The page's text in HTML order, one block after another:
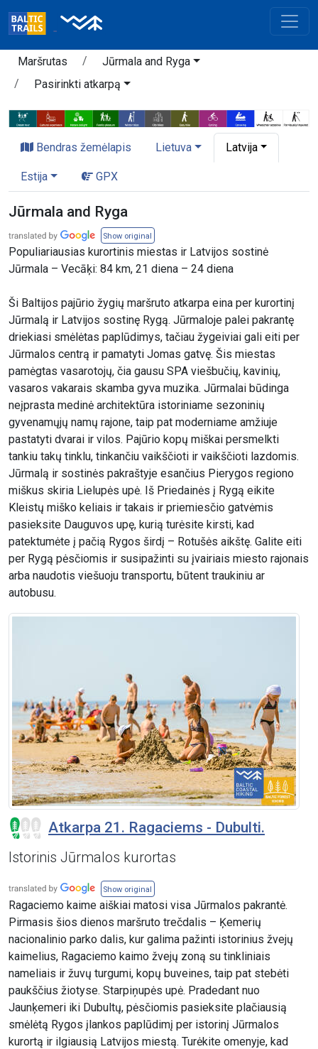
Maršrutas
Jūrmala and Ryga
Pasirinkti atkarpą
Bendras žemėlapis Lietuva Latvija
Estija GPX
Jūrmala and Ryga
Show original
Populiariausias kurortinis miestas ir Latvijos sostinė
Jūrmala – Vecāķi: 84 km, 21 diena – 24 diena
Ši Baltijos pajūrio žygių maršruto atkarpa eina per kurortinį
Jūrmalą ir Latvijos sostinę Rygą. Jūrmaloje palei pakrantę
driekiasi smėlėtas paplūdimys, tačiau žygeiviai gali eiti per
Jūrmalos centrą ir pamatyti Jomas gatvę. Šis miestas
pamėgtas vasarotojų, čia gausu SPA viešbučių, kavinių,
vasaros vakarais skamba gyva muzika. Jūrmalai būdinga
neįprasta medinė architektūra istoriniame sezoninių
gyvenamųjų namų rajone, taip pat moderniame amžiuje
pastatyti dvarai ir vilos. Pajūrio kopų miškai persmelkti
tankiu takų tinklu, tinkančiu vaikščioti ir vaikščioti lazdomis.
Jūrmalą ir sostinės pakraštyje esančius Pierygos regiono
miškus skiria Lielupės upė. Iš Priedainės į Rygą eikite
Kleistų miško keliais ir takais ir priemiesčio gatvėmis
pasieksite Dauguvos upę, kurią turėsite kirsti, kad
patektumėte į pačią Rygos širdį – Rotušės aikštę. Galite eiti
per Rygą pėsčiomis ir susipažinti su įvairiais miesto rajonais
arba naudotis viešuoju transportu, būtent traukiniu ar
autobusu.
Atkarpa 21. Ragaciems - Dubulti.
Istorinis Jūrmalos kurortas
Show original
Ragaciemo kaime aiškiai matosi visa Jūrmalos pakrantė.
Pirmasis šios dienos maršruto trečdalis – Ķemerių
nacionalinio parko dalis, kur galima pažinti istorinius žvejų
kaimelius, Ragaciemo kaimo žvejų zoną su tinkliniais
nameliais ir žuvų turgumi, kopų buveines, taip pat stebėti
paukščius žiotyse. Starpiņupės upė. Pradedant nuo
Jaunķemeri iki Dubultų, pėsčiomis pasieksite plačiausią
smėlėtą Rygos įlankos paplūdimį per istorinį Jūrmalos
kurortą ir ilgiausią Latvijos miestą. Turėkite omenyje, kad